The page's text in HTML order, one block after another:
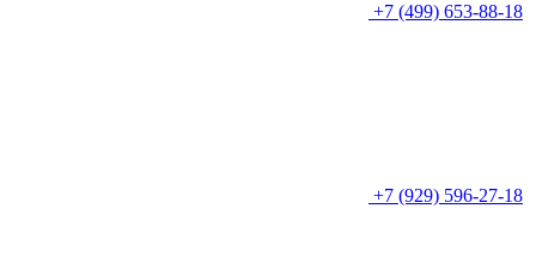
+7 (499) 653-88-18
+7 (929) 596-27-18